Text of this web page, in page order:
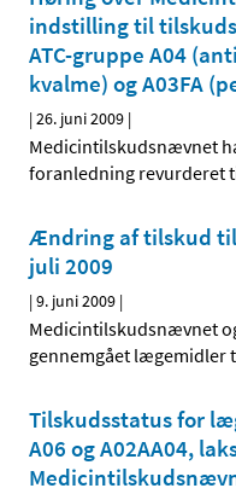
indstilling til
ATC-gruppe A04
kvalme) og A03FA
|26. juni 2009 |
Medicintilskudsnævnet
foranledning revurderet
Ændring af tilskud
juli 2009
|9. juni 2009 |
Medicintilskudsnævnet
gennemgået lægemidler
Tilskudsstatus for
A06 og A02AA04,